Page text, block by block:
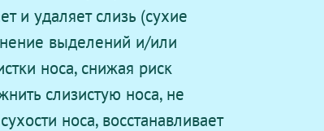
и удаляет слизь (сухие
выделений и/или
носа, снижая риск
слизистую носа, не
носа, восстанавливает